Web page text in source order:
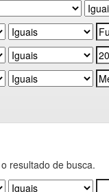
resultado de busca.